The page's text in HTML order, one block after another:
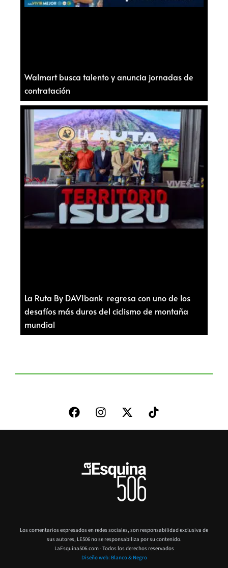
Walmart busca talento y anuncia jornadas de
contratación
La Ruta By DAVIbank regresa con uno de los
desafíos más duros del ciclismo de montaña
mundial
Los comentarios expresados en redes sociales, son responsabilidad exclusiva de
sus autores, LE506 no se responsabiliza por su contenido.
LaEsquina506.com - Todos los derechos reservados
Diseño web: Blanco & Negro